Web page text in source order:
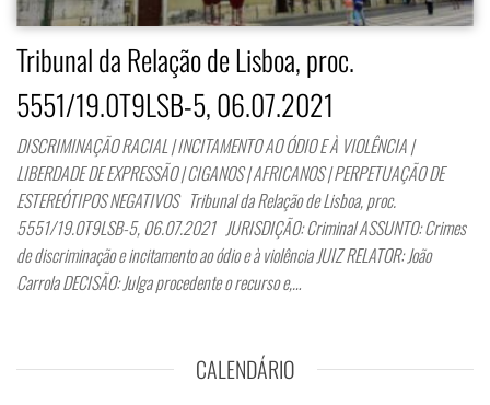
Tribunal da Relação de Lisboa, proc.
5551/19.0T9LSB-5, 06.07.2021
DISCRIMINAÇÃO RACIAL | INCITAMENTO AO ÓDIO E À VIOLÊNCIA |
LIBERDADE DE EXPRESSÃO | CIGANOS | AFRICANOS | PERPETUAÇÃO DE
ESTEREÓTIPOS NEGATIVOS Tribunal da Relação de Lisboa, proc.
5551/19.0T9LSB-5, 06.07.2021 JURISDIÇÃO: Criminal ASSUNTO: Crimes
de discriminação e incitamento ao ódio e à violência JUIZ RELATOR: João
Carrola DECISÃO: Julga procedente o recurso e,…
CALENDÁRIO